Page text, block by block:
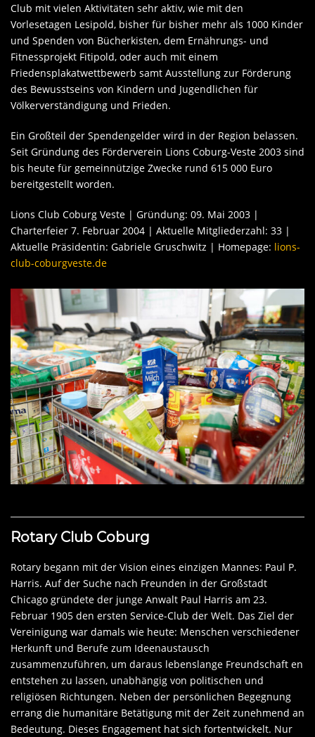
Club mit vielen Aktivitäten sehr aktiv, wie mit den
Vorlesetagen Lesipold, bisher für bisher mehr als 1000 Kinder
und Spenden von Bücherkisten, dem Ernährungs- und
Fitnessprojekt Fitipold, oder auch mit einem
Friedensplakatwettbewerb samt Ausstellung zur Förderung
des Bewusstseins von Kindern und Jugendlichen für
Völkerverständigung und Frieden.
Ein Großteil der Spendengelder wird in der Region belassen.
Seit Gründung des Förderverein Lions Coburg-Veste 2003 sind
bis heute für gemeinnützige Zwecke rund 615 000 Euro
bereitgestellt worden.
Lions Club Coburg Veste | Gründung: 09. Mai 2003 |
Charterfeier 7. Februar 2004 | Aktuelle Mitgliederzahl: 33 |
Aktuelle Präsidentin: Gabriele Gruschwitz | Homepage: lions-
club-coburgveste.de
Rotary Club Coburg
Rotary begann mit der Vision eines einzigen Mannes: Paul P.
Harris. Auf der Suche nach Freunden in der Großstadt
Chicago gründete der junge Anwalt Paul Harris am 23.
Februar 1905 den ersten Service-Club der Welt. Das Ziel der
Vereinigung war damals wie heute: Menschen verschiedener
Herkunft und Berufe zum Ideenaustausch
zusammenzuführen, um daraus lebenslange Freundschaft en
entstehen zu lassen, unabhängig von politischen und
religiösen Richtungen. Neben der persönlichen Begegnung
errang die humanitäre Betätigung mit der Zeit zunehmend an
Bedeutung. Dieses Engagement hat sich fortentwickelt. Nur